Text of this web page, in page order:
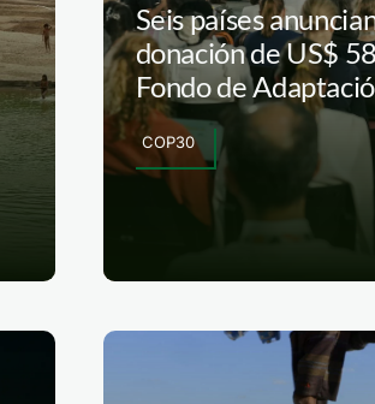
Seis países
donación de US$
Fondo de
COP30